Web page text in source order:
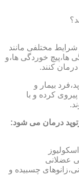
شرایط مختلفی مانند
ها،پیچ خوردگی ها،و
کنند.
بیمار و
کرده و با
درمان می شود:
عضلانی
چسبیده و